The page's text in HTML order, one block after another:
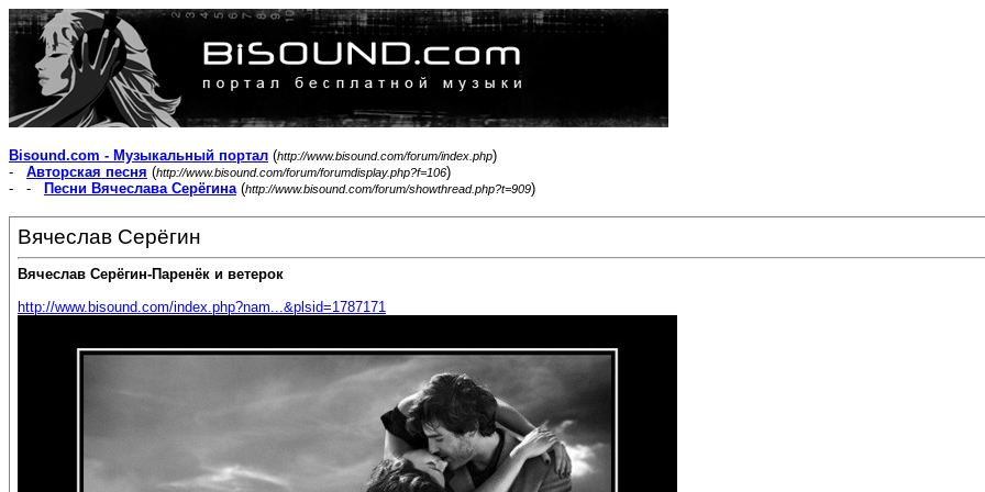
Bisound.com - Музыкальный портал (http://www.bisound.com/forum/index.php)
- Авторская песня (http://www.bisound.com/forum/forumdisplay.php?f=106)
- -
Песни Вячеслава Серёгина(http://www.bisound.com/forum/showthread.php?t=909)
Вячеслав Серёгин
Вячеслав Серёгин-Паренёк и ветерок
http://www.bisound.com/index.php?nam...&plsid=1787171